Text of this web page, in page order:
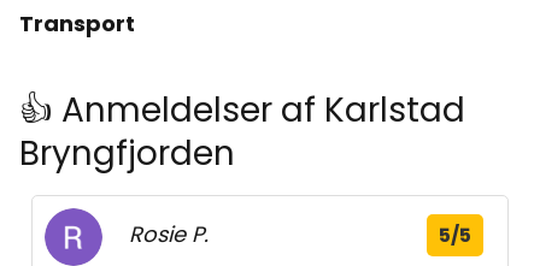
Transport
👍 Anmeldelser af Karlstad
Bryngfjorden
Rosie P. 5/5